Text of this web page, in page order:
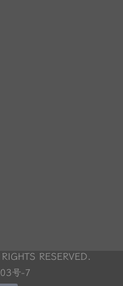
RESERVED.
号-7